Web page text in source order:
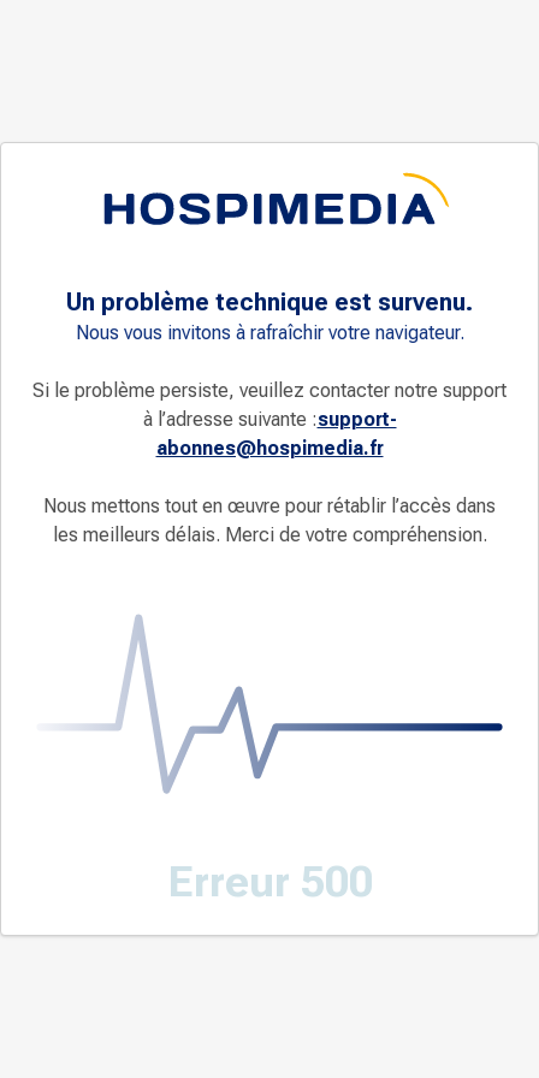
Un problème technique est survenu.
Nous vous invitons à rafraîchir votre navigateur.
Si le problème persiste, veuillez contacter notre support
à l’adresse suivante :support-
abonnes@hospimedia.fr
Nous mettons tout en œuvre pour rétablir l’accès dans
les meilleurs délais. Merci de votre compréhension.
Erreur 500